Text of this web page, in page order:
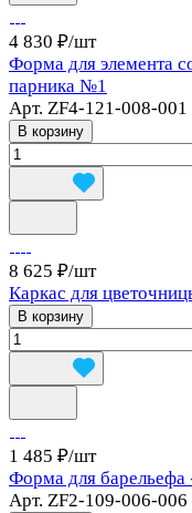
4 830 ₽/шт
Форма для элемента
парника №1
Арт. ZF4-121-008-001
В корзину
8 625 ₽/шт
Каркас для
В корзину
1 485 ₽/шт
Форма для барельефа
Арт. ZF2-109-006-006